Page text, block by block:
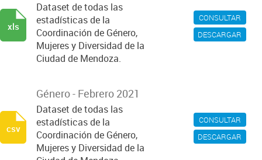
CONSULTAR
DESCARGAR
Dataset de todas las
estadísticas de la
Coordinación de Género,
Mujeres y Diversidad de la
Ciudad de Mendoza.
xls
CONSULTAR
DESCARGAR
Género - Febrero 2021
Dataset de todas las
estadísticas de la
Coordinación de Género,
Mujeres y Diversidad de la
csv